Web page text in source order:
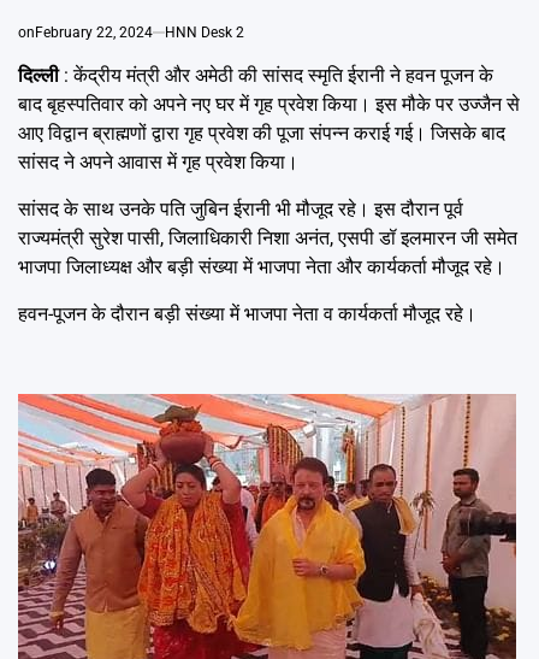
on February 22, 2024 HNN Desk 2
दिल्ली: केंद्रीय मंत्री और अमेठी की सांसद स्मृति ईरानी ने हवन पूजन के
बाद बृहस्पतिवार को अपने नए घर में गृह प्रवेश किया। इस मौके पर उज्जैन से
आए विद्वान ब्राह्मणों द्वारा गृह प्रवेश की पूजा संपन्न कराई गई। जिसके बाद
सांसद ने अपने आवास में गृह प्रवेश किया।
सांसद के साथ उनके पति जुबिन ईरानी भी मौजूद रहे। इस दौरान पूर्व
राज्यमंत्री सुरेश पासी, जिलाधिकारी निशा अनंत, एसपी डॉ इलमारन जी समेत
भाजपा जिलाध्यक्ष और बड़ी संख्या में भाजपा नेता और कार्यकर्ता मौजूद रहे।
हवन-पूजन के दौरान बड़ी संख्या में भाजपा नेता व कार्यकर्ता मौजूद रहे।